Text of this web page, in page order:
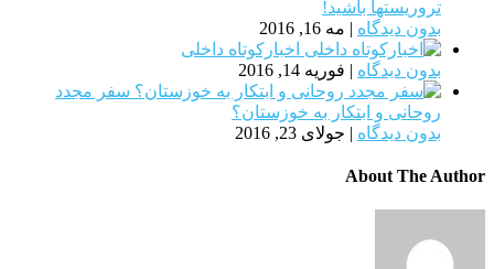
تروریستها باشید!
بدون دیدگاه | مه 16, 2016
اخبارکوتاه داخلی
بدون دیدگاه | فوریه 14, 2016
سفر مجدد
روحانی و ابتکار به خوزستان؟
بدون دیدگاه | جولای 23, 2016
About The Author